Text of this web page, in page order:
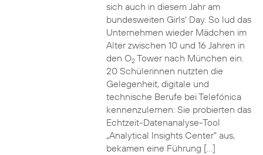
sich auch in diesem Jahr am
bundesweiten Girls‘ Day. So lud das
Unternehmen wieder Mädchen im
Alter zwischen 10 und 16 Jahren in
den O2Tower nach München ein.
20 Schülerinnen nutzten die
Gelegenheit, digitale und
technische Berufe bei Telefónica
kennenzulernen: Sie probierten das
Echtzeit-Datenanalyse-Tool
„Analytical Insights Center“ aus,
bekamen eine Führung […]